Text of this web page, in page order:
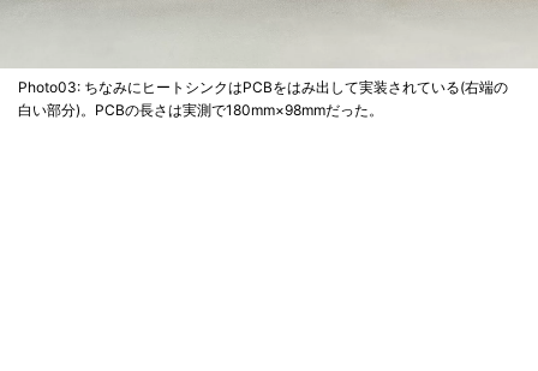
Photo03: ちなみにヒートシンクはPCBをはみ出して実装されている(右端の
白い部分)。PCBの長さは実測で180mm×98mmだった。